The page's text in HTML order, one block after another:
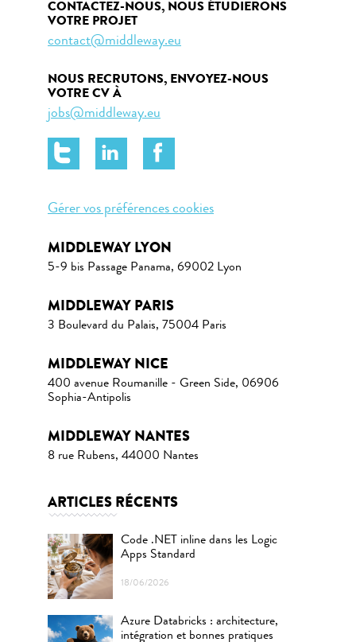
CONTACTEZ-NOUS, NOUS ÉTUDIERONS
VOTRE PROJET
contact@middleway.eu
NOUS RECRUTONS, ENVOYEZ-NOUS
VOTRE CV À
jobs@middleway.eu
Gérer vos préférences cookies
MIDDLEWAY LYON
5-9 bis Passage Panama, 69002 Lyon
MIDDLEWAY PARIS
3 Boulevard du Palais, 75004 Paris
MIDDLEWAY NICE
400 avenue Roumanille - Green Side, 06906
Sophia-Antipolis
MIDDLEWAY NANTES
8 rue Rubens, 44000 Nantes
ARTICLES RÉCENTS
Code .NET inline dans les Logic
Apps Standard
18/06/2026
Azure Databricks : architecture,
intégration et bonnes pratiques